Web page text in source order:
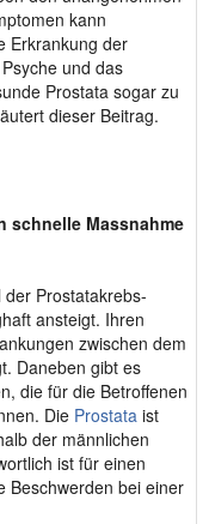
kann
Erkrankung der
und das
Prostata sogar zu
dieser Beitrag.
schnelle Massnahme
Prostatakrebs-
ansteigt. Ihren
zwischen dem
Daneben gibt es
die für die Betroffenen
Die Prostata ist
der männlichen
ist für einen
Beschwerden bei einer